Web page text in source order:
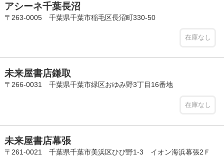
アシーネ千葉長沼
〒263-0005 千葉県千葉市稲毛区長沼町330-50
在庫なし
未来屋書店鎌取
〒266-0031 千葉県千葉市緑区おゆみ野3丁目16番地
在庫なし
未来屋書店幕張
〒261-0021 千葉県千葉市美浜区ひび野1-3 イオン海浜幕張2Ｆ